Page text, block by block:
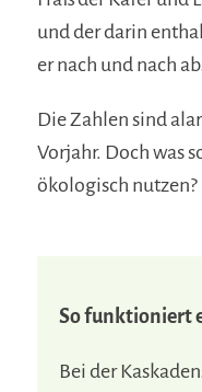
und der darin
er nach und nach
Die Zahlen sind
Vorjahr. Doch was
ökologisch nutzen?
So funktioniert
Bei der